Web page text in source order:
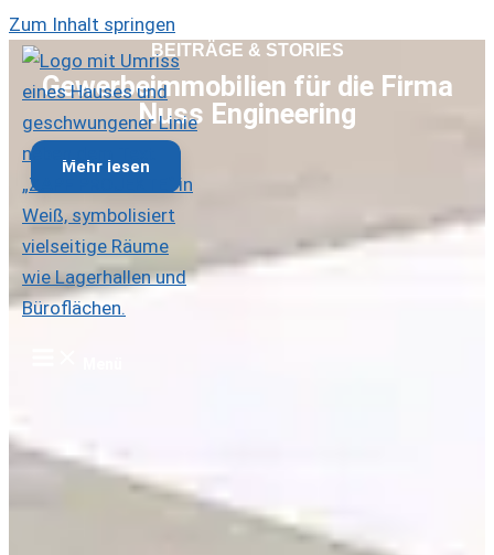
Zum Inhalt springen
BEITRÄGE & STORIES
Gewerbeimmobilien für die Firma
Nuss Engineering
Mehr lesen